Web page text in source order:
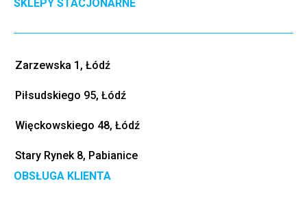
SKLEPY STACJONARNE
Zarzewska 1, Łódź
Piłsudskiego 95, Łódź
Więckowskiego 48, Łódź
Stary Rynek 8, Pabianice
OBSŁUGA KLIENTA